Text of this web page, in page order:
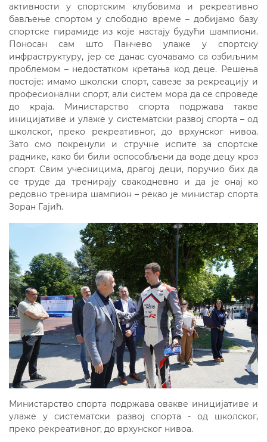
активности у спортским клубовима и рекреативно
бављење спортом у слободно време – добијамо базу
спортске пирамиде из које настају будући шампиони.
Поносан сам што Панчево улаже у спортску
инфраструктуру, јер се данас суочавамо са озбиљним
проблемом – недостатком кретања код деце. Решења
постоје: имамо школски спорт, савезе за рекреацију и
професионални спорт, али систем мора да се спроведе
до краја. Министарство спорта подржава такве
иницијативе и улаже у систематски развој спорта – од
школског, преко рекреативног, до врхунског нивоа.
Зато смо покренули и стручне испите за спортске
раднике, како би били оспособљени да воде децу кроз
спорт. Свим учесницима, драгој деци, поручио бих да
се труде да тренирају свакодневно и да је онај ко
редовно тренира шампион – рекао је министар спорта
Зоран Гајић.
Министарство спорта подржава овакве иницијативе и
улаже у систематски развој спорта - од школског,
преко рекреативног, до врхунског нивоа.